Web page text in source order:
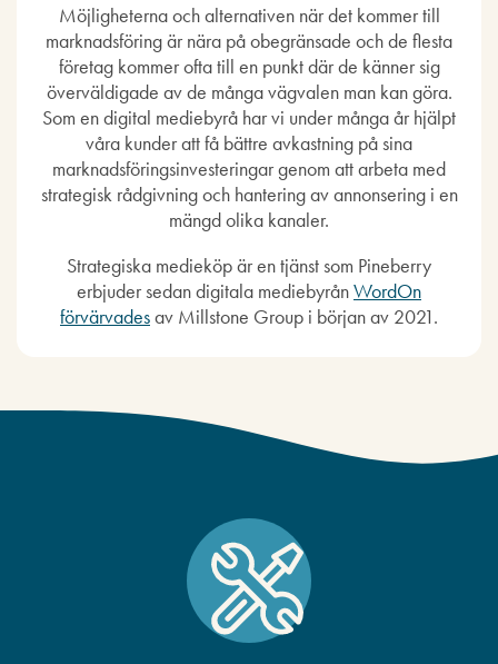
Möjligheterna och alternativen när det kommer till
marknadsföring är nära på obegränsade och de flesta
företag kommer ofta till en punkt där de känner sig
överväldigade av de många vägvalen man kan göra.
Som en digital mediebyrå har vi under många år hjälpt
våra kunder att få bättre avkastning på sina
marknadsföringsinvesteringar genom att arbeta med
strategisk rådgivning och hantering av annonsering i en
mängd olika kanaler.
Strategiska medieköp är en tjänst som Pineberry
erbjuder sedan digitala mediebyrånWordOn
förvärvadesav Millstone Group i början av 2021.